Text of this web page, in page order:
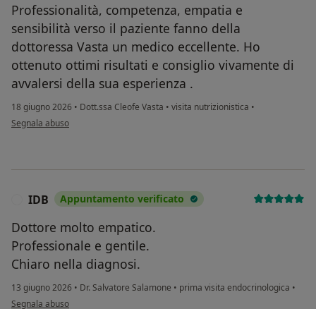
Professionalità, competenza, empatia e
sensibilità verso il paziente fanno della
dottoressa Vasta un medico eccellente. Ho
ottenuto ottimi risultati e consiglio vivamente di
avvalersi della sua esperienza .
18 giugno 2026 • Dott.ssa Cleofe Vasta • visita nutrizionistica •
secondo l'opinione dell'utente Marilena C.
Segnala abuso
IDB Appuntamento verificato
Dottore molto empatico.
Professionale e gentile.
Chiaro nella diagnosi.
13 giugno 2026 • Dr. Salvatore Salamone • prima visita endocrinologica •
secondo l'opinione dell'utente IDB
Segnala abuso